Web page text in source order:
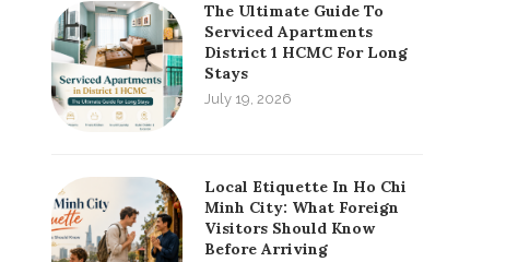
The Ultimate Guide To
Serviced Apartments
District 1 HCMC For Long
Stays
July 19, 2026
Local Etiquette In Ho Chi
Minh City: What Foreign
Visitors Should Know
Before Arriving